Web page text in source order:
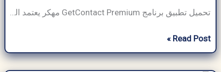
تحميل
تطبيق
Read Post »